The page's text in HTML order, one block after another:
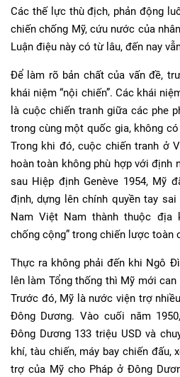
Các thế lực thù địch, phản động
chiến chống Mỹ, cứu nước của
Luận điệu này có từ lâu, đến nay
Để làm rõ bản chất của vấn đề,
khái niệm “nội chiến”. Các khái
là cuộc chiến tranh giữa các phe
trong cùng một quốc gia, không
Trong khi đó, cuộc chiến tranh ở
hoàn toàn không phù hợp với định
sau Hiệp định Genève 1954, Mỹ
định, dựng lên chính quyền tay
Nam Việt Nam thành thuộc địa
chống cộng” trong chiến lược toàn
Thực ra không phải đến khi Ngô
lên làm Tổng thống thì Mỹ mới
Trước đó, Mỹ là nước viện trợ
Đông Dương. Vào cuối năm
Đông Dương 133 triệu USD và
khí, tàu chiến, máy bay chiến đấu,
trợ của Mỹ cho Pháp ở Đông